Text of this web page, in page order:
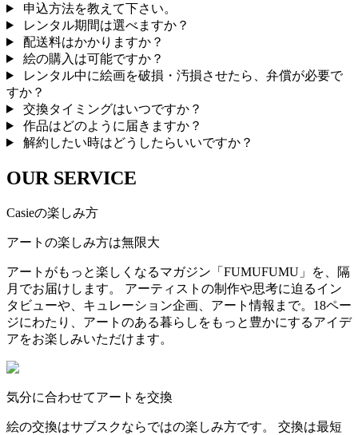
申込方法を教えて下さい。
レンタル期間は選べますか？
配送料はかかりますか？
絵の購入は可能ですか？
レンタル中に絵画を破損・汚損させたら、弁償が必要で
すか？
交換タイミングはいつですか？
作品はどのように届きますか？
解約したい時はどうしたらいいですか？
OUR SERVICE
Casieの楽しみ方
アートの楽しみ方は無限大
アートがもっと楽しくなるマガジン「FUMUFUMU」を、隔
月でお届けします。 アーティストの制作や思考に迫るイン
タビューや、キュレーション企画、アート情報まで。18ペー
ジにわたり、アートのある暮らしをもっと豊かにするアイデ
アをお楽しみいただけます。
気分に合わせてアートを交換
絵の交換はサブスクならではの楽しみ方です。 交換は最短